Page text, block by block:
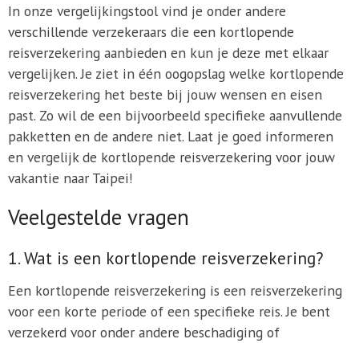
In onze vergelijkingstool vind je onder andere
verschillende verzekeraars die een kortlopende
reisverzekering aanbieden en kun je deze met elkaar
vergelijken. Je ziet in één oogopslag welke kortlopende
reisverzekering het beste bij jouw wensen en eisen
past. Zo wil de een bijvoorbeeld specifieke aanvullende
pakketten en de andere niet. Laat je goed informeren
en vergelijk de kortlopende reisverzekering voor jouw
vakantie naar Taipei!
Veelgestelde vragen
1. Wat is een kortlopende reisverzekering?
Een kortlopende reisverzekering is een reisverzekering
voor een korte periode of een specifieke reis. Je bent
verzekerd voor onder andere beschadiging of